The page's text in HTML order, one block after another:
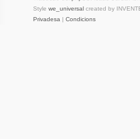
Style we_universalcreated by
Privadesa | Condicions